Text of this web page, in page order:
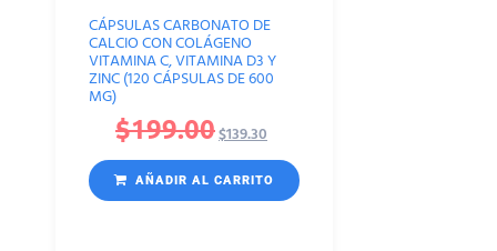
CÁPSULAS CARBONATO DE
CALCIO CON COLÁGENO
VITAMINA C, VITAMINA D3 Y
ZINC (120 CÁPSULAS DE 600
MG)
$199.00$139.30
AÑADIR AL CARRITO